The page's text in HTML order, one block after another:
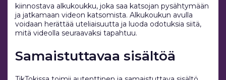
kiinnostava alkukoukku, joka saa katsojan pysähtymään
ja jatkamaan videon katsomista. Alkukoukun avulla
voidaan herättää uteliaisuutta ja luoda odotuksia siitä,
mitä videolla seuraavaksi tapahtuu.
Samaistuttavaa sisältöä